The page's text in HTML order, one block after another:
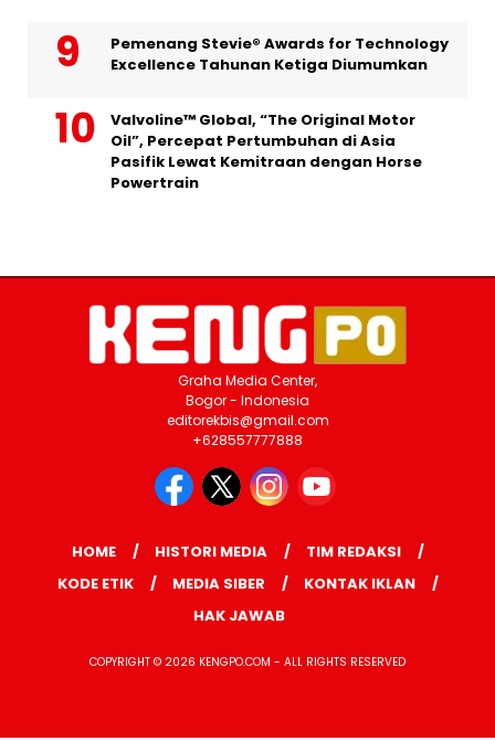
Pemenang Stevie® Awards for Technology
Excellence Tahunan Ketiga Diumumkan
Valvoline™ Global, “The Original Motor
Oil”, Percepat Pertumbuhan di Asia
Pasifik Lewat Kemitraan dengan Horse
Powertrain
Graha Media Center,
Bogor - Indonesia
editorekbis@gmail.com
+628557777888
HOME HISTORI MEDIA
TIM REDAKSI
KODE ETIK
MEDIA SIBER
KONTAK IKLAN
HAK JAWAB
COPYRIGHT © 2026 KENGPO.COM - ALL RIGHTS RESERVED